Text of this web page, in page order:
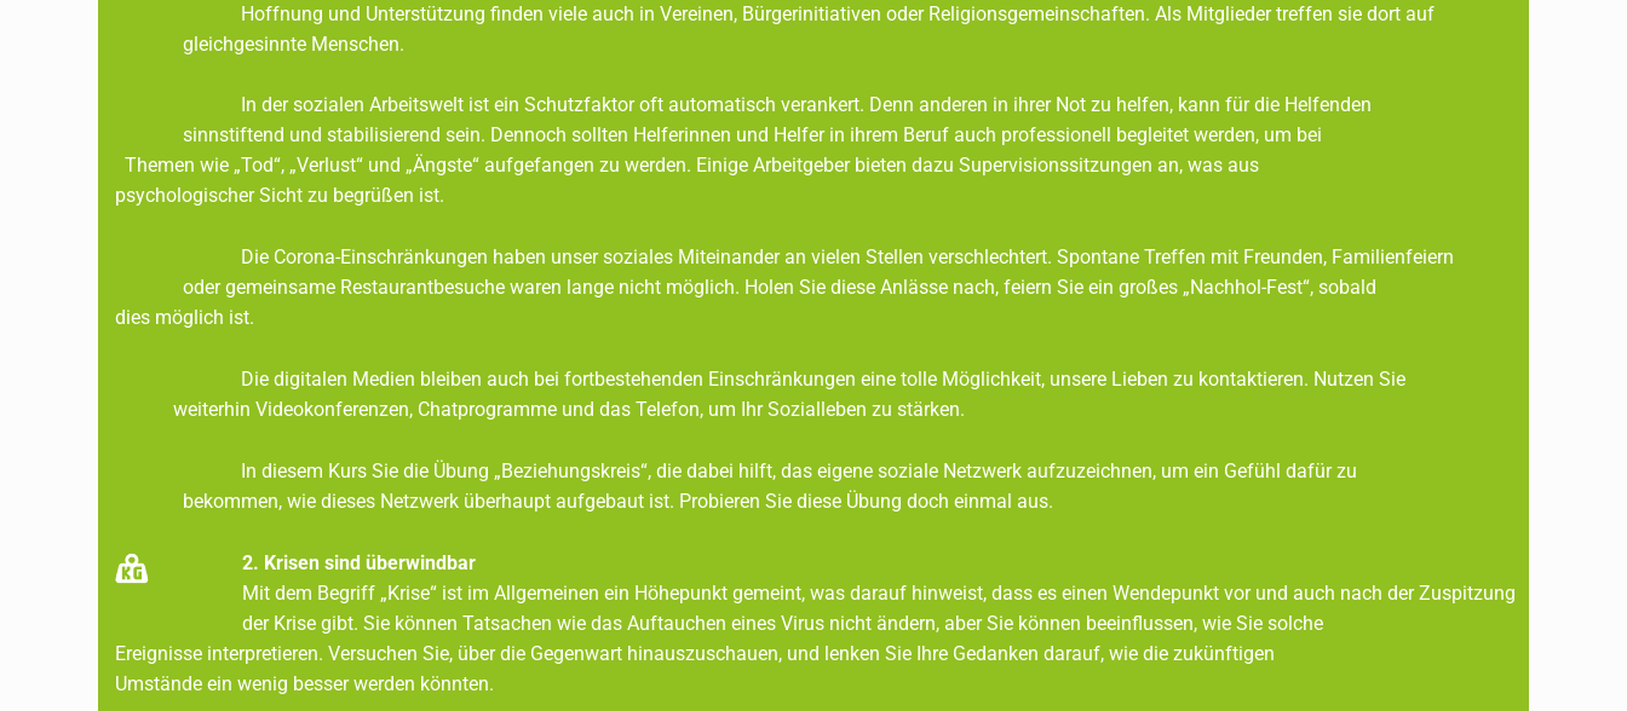
E
Hoffnung und Unterstützung finden viele auch in Vereinen, Bürgerinitiativen oder Religionsgemeinschaften. Als Mitglieder treffen sie dort auf
gleichgesinnte Menschen.
In der sozialen Arbeitswelt ist ein Schutzfaktor oft automatisch verankert. Denn anderen in ihrer Not zu helfen, kann für die Helfenden
sinnstiftend und stabilisierend sein. Dennoch sollten Helferinnen und Helfer in ihrem Beruf auch professionell begleitet werden, um bei
Themen wie „Tod“, „Verlust“ und „Ängste“ aufgefangen zu werden. Einige Arbeitgeber bieten dazu Supervisionssitzungen an, was aus
psychologischer Sicht zu begrüßen ist.
Die Corona-Einschränkungen haben unser soziales Miteinander an vielen Stellen verschlechtert. Spontane Treffen mit Freunden, Familienfeiern
oder gemeinsame Restaurantbesuche waren lange nicht möglich. Holen Sie diese Anlässe nach, feiern Sie ein großes „Nachhol-Fest“, sobald
dies möglich ist.
Die digitalen Medien bleiben auch bei fortbestehenden Einschränkungen eine tolle Möglichkeit, unsere Lieben zu kontaktieren. Nutzen Sie
weiterhin Videokonferenzen, Chatprogramme und das Telefon, um Ihr Sozialleben zu stärken.
In diesem Kurs Sie die Übung „Beziehungskreis“, die dabei hilft, das eigene soziale Netzwerk aufzuzeichnen, um ein Gefühl dafür zu
bekommen, wie dieses Netzwerk überhaupt aufgebaut ist. Probieren Sie diese Übung doch einmal aus.
2. Krisen sind überwindbar
Mit dem Begriff „Krise“ ist im Allgemeinen ein Höhepunkt gemeint, was darauf hinweist, dass es einen Wendepunkt vor und auch nach der Zuspitzung
der Krise gibt. Sie können Tatsachen wie das Auftauchen eines Virus nicht ändern, aber Sie können beeinflussen, wie Sie solche
Ereignisse interpretieren. Versuchen Sie, über die Gegenwart hinauszuschauen, und lenken Sie Ihre Gedanken darauf, wie die zukünftigen
Umstände ein wenig besser werden könnten.